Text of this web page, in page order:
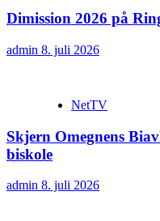
Dimission 2026 på
admin 8. juli 2026
NetTV
Skjern Omegnens
biskole
admin 8. juli 2026